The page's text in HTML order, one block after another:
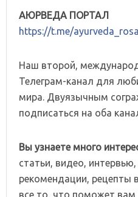
АЮРВЕДА ПОРТАЛ
https://t.me/ayurveda_rosa
Наш второй,
Телеграм-канал для
мира. Двуязычным
подписаться на оба
Вы узнаете много
статьи, видео,
рекомендации, рецепты
все то, что поможет вам